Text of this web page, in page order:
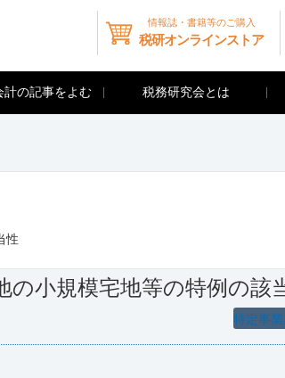
情報誌・書籍等のご購入
税研オンラインストア
計の記事をよむ 税務研究会とは
性
の小規模宅地等の特例の該
特定事